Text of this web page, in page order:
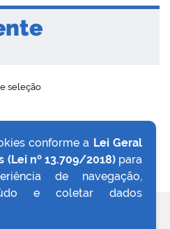
seleção
TOPO
conforme a Lei Geral
(Lei nº 13.709/2018)para
de navegação,
e coletar dados